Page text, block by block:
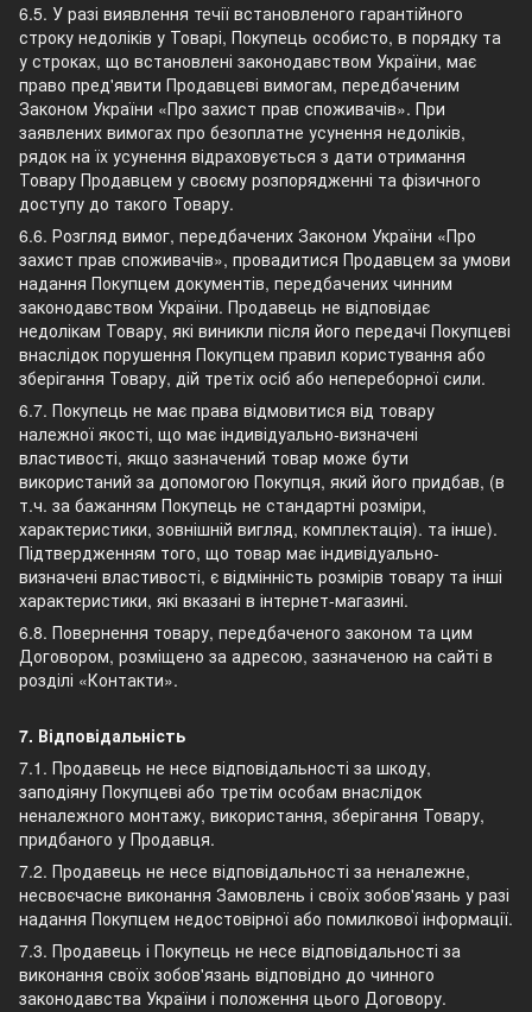
6.5. У разі виявлення течії встановленого гарантійного
строку недоліків у Товарі, Покупець особисто, в порядку та
у строках, що встановлені законодавством України, має
право пред'явити Продавцеві вимогам, передбаченим
Законом України «Про захист прав споживачів». При
заявлених вимогах про безоплатне усунення недоліків,
рядок на їх усунення відраховується з дати отримання
Товару Продавцем у своєму розпорядженні та фізичного
доступу до такого Товару.
6.6. Розгляд вимог, передбачених Законом України «Про
захист прав споживачів», провадитися Продавцем за умови
надання Покупцем документів, передбачених чинним
законодавством України. Продавець не відповідає
недолікам Товару, які виникли після його передачі Покупцеві
внаслідок порушення Покупцем правил користування або
зберігання Товару, дій третіх осіб або непереборної сили.
6.7. Покупець не має права відмовитися від товару
належної якості, що має індивідуально-визначені
властивості, якщо зазначений товар може бути
використаний за допомогою Покупця, який його придбав, (в
т.ч. за бажанням Покупець не стандартні розміри,
характеристики, зовнішній вигляд, комплектація). та інше).
Підтвердженням того, що товар має індивідуально-
визначені властивості, є відмінність розмірів товару та інші
характеристики, які вказані в інтернет-магазині.
6.8. Повернення товару, передбаченого законом та цим
Договором, розміщено за адресою, зазначеною на сайті в
розділі «Контакти».
7. Відповідальність
7.1. Продавець не несе відповідальності за шкоду,
заподіяну Покупцеві або третім особам внаслідок
неналежного монтажу, використання, зберігання Товару,
придбаного у Продавця.
7.2. Продавець не несе відповідальності за неналежне,
несвоєчасне виконання Замовлень і своїх зобов'язань у разі
надання Покупцем недостовірної або помилкової інформації.
7.3. Продавець і Покупець не несе відповідальності за
виконання своїх зобов'язань відповідно до чинного
законодавства України і положення цього Договору.